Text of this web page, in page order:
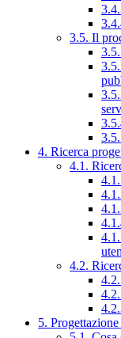
3.5. Il
4. Ricerca
4.1.
4.2.
5.